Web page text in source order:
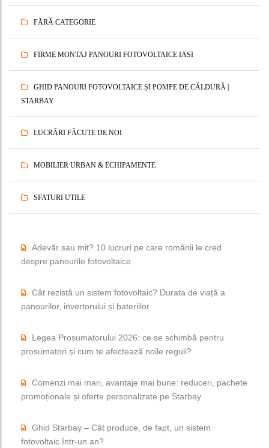
FĂRĂ CATEGORIE
FIRME MONTAJ PANOURI FOTOVOLTAICE IASI
GHID PANOURI FOTOVOLTAICE ȘI POMPE DE CĂLDURĂ |
STARBAY
LUCRĂRI FĂCUTE DE NOI
MOBILIER URBAN & ECHIPAMENTE
SFATURI UTILE
Adevăr sau mit? 10 lucruri pe care românii le cred
despre panourile fotovoltaice
Cât rezistă un sistem fotovoltaic? Durata de viață a
panourilor, invertorului și bateriilor
Legea Prosumatorului 2026: ce se schimbă pentru
prosumatori și cum te afectează noile reguli?
Comenzi mai mari, avantaje mai bune: reduceri, pachete
promoționale și oferte personalizate pe Starbay
Ghid Starbay – Cât produce, de fapt, un sistem
fotovoltaic într-un an?